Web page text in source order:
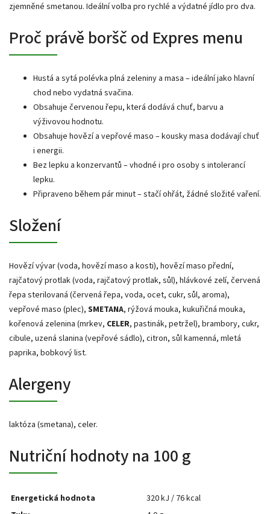
zjemněné smetanou. Ideální volba pro rychlé a výdatné jídlo pro dva.
Proč právě boršč od Expres menu
Hustá a sytá polévka plná zeleniny a masa – ideální jako hlavní
chod nebo vydatná svačina.
Obsahuje červenou řepu, která dodává chuť, barvu a
výživovou hodnotu.
Obsahuje hovězí a vepřové maso – kousky masa dodávají chuť
i energii.
Bez lepku a konzervantů – vhodné i pro osoby s intolerancí
lepku.
Připraveno během pár minut – stačí ohřát, žádné složité vaření.
Složení
Hovězí vývar (voda, hovězí maso a kosti), hovězí maso přední,
rajčatový protlak (voda, rajčatový protlak, sůl), hlávkové zelí, červená
řepa sterilovaná (červená řepa, voda, ocet, cukr, sůl, aroma),
vepřové maso (plec), SMETANA, rýžová mouka, kukuřičná mouka,
kořenová zelenina (mrkev, CELER, pastinák, petržel), brambory, cukr,
cibule, uzená slanina (vepřové sádlo), citron, sůl kamenná, mletá
paprika, bobkový list.
Alergeny
laktóza (smetana), celer.
Nutriční hodnoty na 100 g
Energetická hodnota
320 kJ / 76 kcal